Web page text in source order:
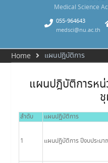
คณะวิทยาศาสตร์การแ
มหาวิทยาลัยนเรศวรได้รั
เป็น บุคลากรดีเด่น (สา
มหาวิทยาลัยนเรศวร ปร
Medical Science
055-964643
medsci@nu.ac.th
Home แผนปฎิบัติการ
แผนปฎิบัติการหน่
ลำดับ แผนปฎิบัติการ
1 แผนปฎิบัติการ ปีงบประม